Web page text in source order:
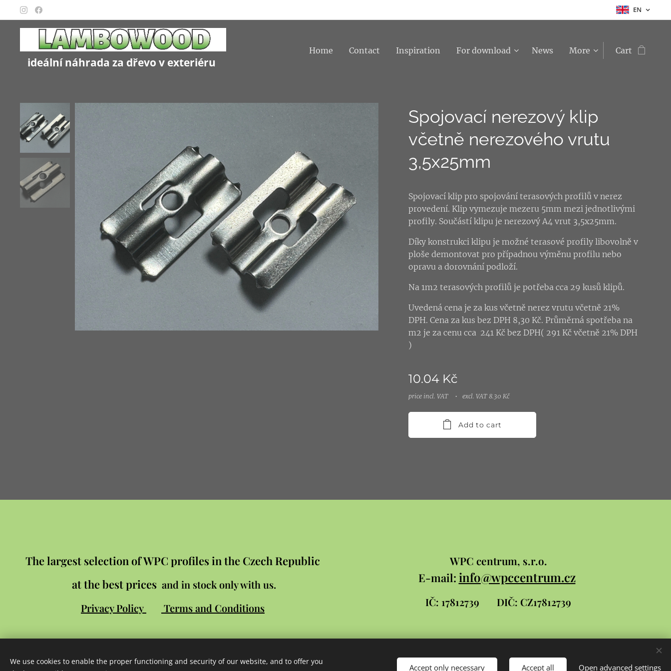
EN
ideální náhrada za dřevo v exteriéru
Home Contact Inspiration For download News More Cart
Spojovací nerezový klip
včetně nerezového vrutu
3,5x25mm
Spojovací klip pro spojování terasových profilů v nerez
provedení. Klip vymezuje mezeru 5mm mezi jednotlivými
profily. Součástí klipu je nerezový A4 vrut 3,5x25mm.
Díky konstrukci klipu je možné terasové profily libovolně v
ploše demontovat pro případnou výměnu profilu nebo
opravu a dorovnání podloží.
Na 1m2 terasových profilů je potřeba cca 29 kusů klipů.
Uvedená cena je za kus včetně nerez vrutu včetně 21%
DPH. Cena za kus bez DPH 8,30 Kč. Průměrná spotřeba na
m2 je za cenu cca 241 Kč bez DPH( 291 Kč včetně 21% DPH
)
10.04 Kč
price incl. VAT excl. VAT 8.30 Kč
Add to cart
The largest selection of WPC profiles in the Czech Republic
at the best prices and in stock only with us.
Privacy Policy
Terms and Conditions
WPC centrum, s.r.o.
E-mail: info@wpccentrum.cz
IČ: 17812739 DIČ: CZ17812739
We use cookies to enable the proper functioning and security of our website, and to offer you
Accept only necessary Accept all Open advanced settings